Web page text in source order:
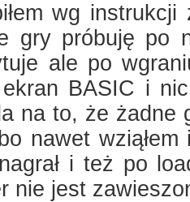
wg instrukcji
gry próbuję po
ale po
BASIC i
na to, że żadne
nawet
i też po
nie jest